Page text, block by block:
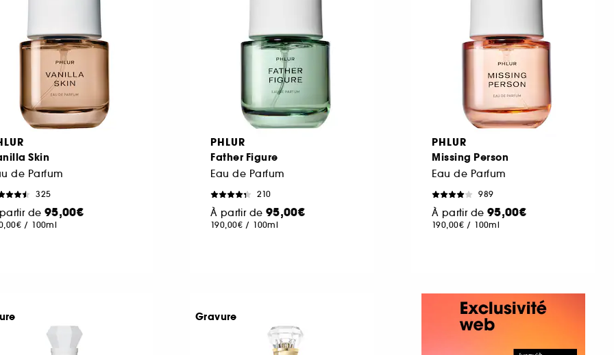
Skin
de Parfum
325
de 95,00€
/ 100ml
PHLUR
Father Figure
Eau de Parfum
210
À partir de 95,00€
190,00€ / 100ml
PHLUR
Missing Person
Eau de Parfum
989
À partir de 95,00€
190,00€ / 100ml
Gravure